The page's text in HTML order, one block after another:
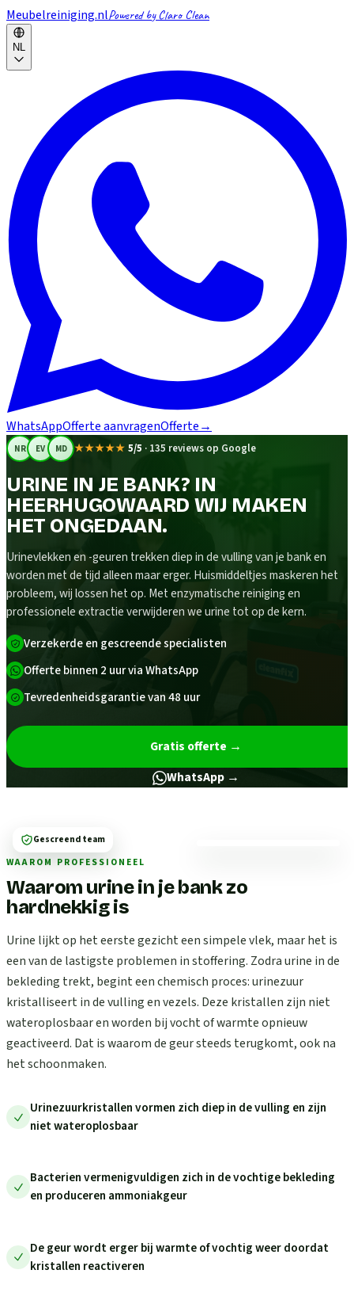
Meubelreiniging.nlPowered by Claro Clean
NL
WhatsAppOfferte aanvragenOfferte→
NR EV MD ★★★★★ 5/5 · 135 reviews op Google
URINE IN JE BANK? IN
HEERHUGOWAARD WIJ MAKEN
HET ONGEDAAN.
Urinevlekken en -geuren trekken diep in de vulling van je bank en
worden met de tijd alleen maar erger. Huismiddeltjes maskeren het
probleem, wij lossen het op. Met enzymatische reiniging en
professionele extractie verwijderen we urine tot op de kern.
Verzekerde en gescreende specialisten
Offerte binnen 2 uur via WhatsApp
Tevredenheidsgarantie van 48 uur
Gratis offerte →
WhatsApp →
WAAROM PROFESSIONEEL
Waarom urine in je bank zo
hardnekkig is
Urine lijkt op het eerste gezicht een simpele vlek, maar het is
een van de lastigste problemen in stoffering. Zodra urine in de
bekleding trekt, begint een chemisch proces: urinezuur
kristalliseert in de vulling en vezels. Deze kristallen zijn niet
wateroplosbaar en worden bij vocht of warmte opnieuw
geactiveerd. Dat is waarom de geur steeds terugkomt, ook na
het schoonmaken.
Urinezuurkristallen vormen zich diep in de vulling en zijn
niet wateroplosbaar
Bacterien vermenigvuldigen zich in de vochtige bekleding
en produceren ammoniakgeur
De geur wordt erger bij warmte of vochtig weer doordat
kristallen reactiveren
Gescreend team